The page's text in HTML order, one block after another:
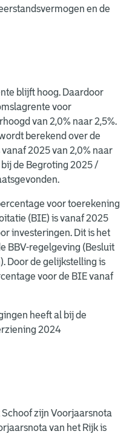
en de
blijft hoog. Daardoor
voor
van 2,0% naar 2,5%.
berekend over de
2025 van 2,0% naar
de Begroting 2025 /
voor toerekening
(BIE) is vanaf 2025
investeringen. Dit is het
BBV-regelgeving (Besluit
Door de gelijkstelling is
voor de BIE vanaf
heeft al bij de
2024
zijn Voorjaarsnota
van het Rijk is